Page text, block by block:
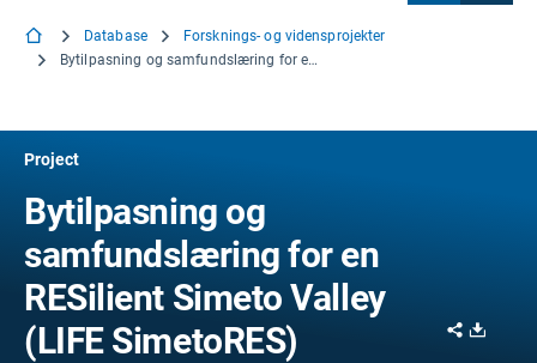
Database
Forsknings- og vidensprojekter
Bytilpasning og samfundslæring for en RESilient Simeto Valley
Project
Bytilpasning og
samfundslæring for en
RESilient Simeto Valley
(LIFE SimetoRES)
Share